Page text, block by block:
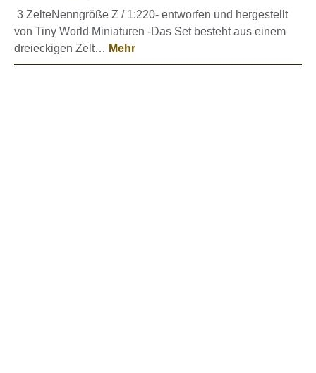
3 ZelteNenngröße Z / 1:220- entworfen und hergestellt
von Tiny World Miniaturen -Das Set besteht aus einem
dreieckigen Zelt… Mehr